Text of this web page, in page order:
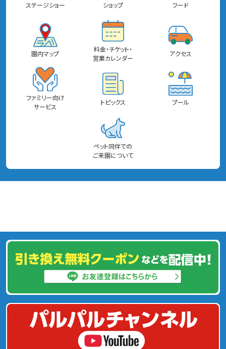
ステージショー ショップ フード
園内マップ
料金・チケット・
営業カレンダー
アクセス
ファミリー向け
サービス
トピックス プール
ペット同伴での
ご来園について